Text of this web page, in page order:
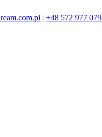
|+48 572 977 079